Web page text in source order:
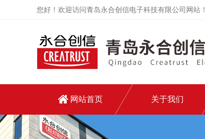
您好！欢迎访问青岛永合创信电子科技有限公司网站！
网站首页 关于我们